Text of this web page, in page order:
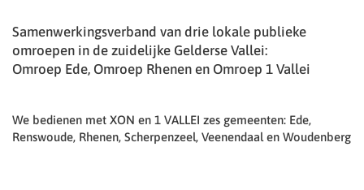
Samenwerkingsverband van drie lokale publieke
omroepen in de zuidelijke Gelderse Vallei:
Omroep Ede, Omroep Rhenen en Omroep 1 Vallei
We bedienen met XON en 1 VALLEI zes gemeenten: Ede,
Renswoude, Rhenen, Scherpenzeel, Veenendaal en Woudenberg